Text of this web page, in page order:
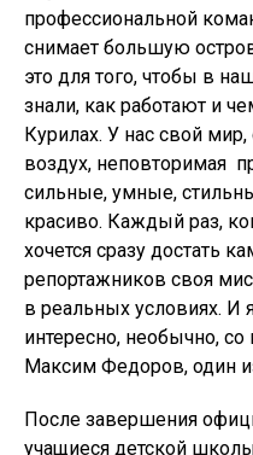
профессиональной
снимает большую
это для того, чтобы в
знали, как работают и
Курилах. У нас свой
воздух, неповторимая
сильные, умные,
красиво. Каждый раз,
хочется сразу достать
репортажников своя
в реальных условиях. И
интересно, необычно,
Максим Федоров, один
После завершения
учащиеся детской